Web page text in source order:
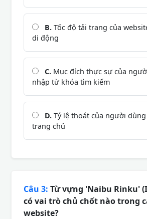
B. Tốc độ tải trang của
di động
C. Mục đích thực sự của
nhập từ khóa tìm kiếm
D. Tỷ lệ thoát của người
trang chủ
Câu 3: Từ vựng 'Naibu Rinku'
có vai trò chủ chốt nào trong
website?